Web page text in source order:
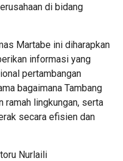
di bidang
Martabe ini diharapkan
informasi yang
pertambangan
bagaimana Tambang
ramah lingkungan, serta
secara efisien dan
Nurlaili